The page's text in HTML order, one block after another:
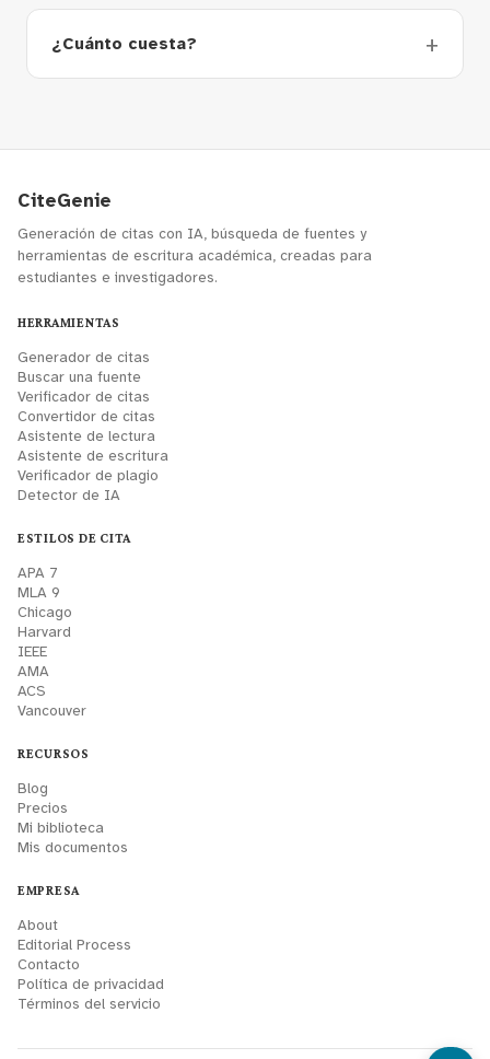
¿Cuánto cuesta?
CiteGenie
Generación de citas con IA, búsqueda de fuentes y
herramientas de escritura académica, creadas para
estudiantes e investigadores.
HERRAMIENTAS
Generador de citas
Buscar una fuente
Verificador de citas
Convertidor de citas
Asistente de lectura
Asistente de escritura
Verificador de plagio
Detector de IA
ESTILOS DE CITA
APA 7
MLA 9
Chicago
Harvard
IEEE
AMA
ACS
Vancouver
RECURSOS
Blog
Precios
Mi biblioteca
Mis documentos
EMPRESA
About
Editorial Process
Contacto
Política de privacidad
Términos del servicio